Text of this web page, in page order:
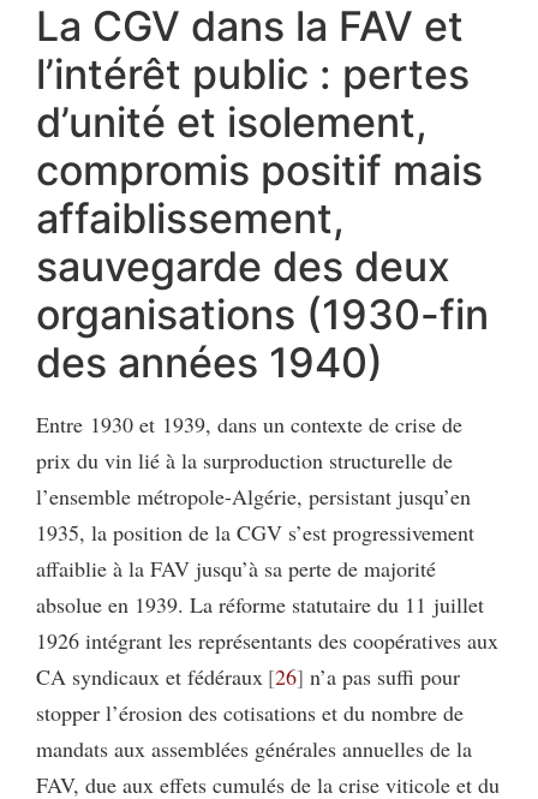
La CGV dans la FAV et
l’intérêt public : pertes
d’unité et isolement,
compromis positif mais
affaiblissement,
sauvegarde des deux
organisations (1930-fin
des années 1940)
Entre 1930 et 1939, dans un contexte de crise de
prix du vin lié à la surproduction structurelle de
l’ensemble métropole-Algérie, persistant jusqu’en
1935, la position de la CGV s’est progressivement
affaiblie à la FAV jusqu’à sa perte de majorité
absolue en 1939. La réforme statutaire du 11 juillet
1926 intégrant les représentants des coopératives aux
CA syndicaux et fédéraux 26 n’a pas suffi pour
stopper l’érosion des cotisations et du nombre de
mandats aux assemblées générales annuelles de la
FAV, due aux effets cumulés de la crise viticole et du